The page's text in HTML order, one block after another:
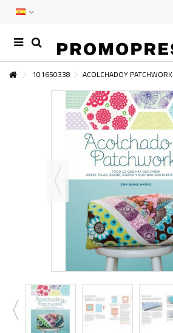
101650338 ACOLCHADOY PATCHWORK